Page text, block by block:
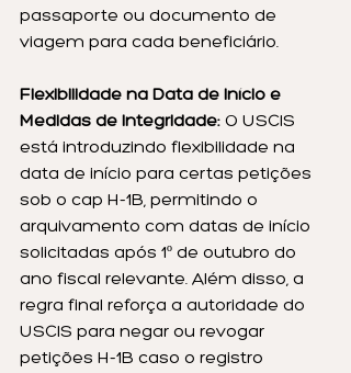
passaporte ou documento de
viagem para cada beneficiário.
Flexibilidade na Data de Início e
Medidas de Integridade: O USCIS
está introduzindo flexibilidade na
data de início para certas petições
sob o cap H-1B, permitindo o
arquivamento com datas de início
solicitadas após 1º de outubro do
ano fiscal relevante. Além disso, a
regra final reforça a autoridade do
USCIS para negar ou revogar
petições H-1B caso o registro